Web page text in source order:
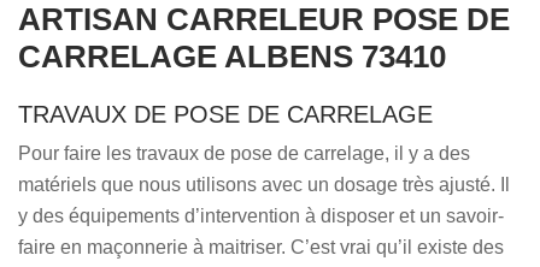
ARTISAN CARRELEUR POSE DE
CARRELAGE ALBENS 73410
TRAVAUX DE POSE DE CARRELAGE
Pour faire les travaux de pose de carrelage, il y a des
matériels que nous utilisons avec un dosage très ajusté. Il
y des équipements d’intervention à disposer et un savoir-
faire en maçonnerie à maitriser. C’est vrai qu’il existe des